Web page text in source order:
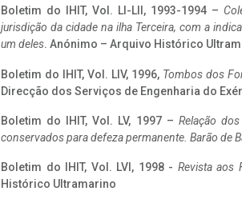
Boletim do IHIT, Vol. LI-LII, 1993-1994 –
jurisdição da cidade na ilha Terceira, com a
um deles. Anónimo – Arquivo Histórico
Boletim do IHIT, Vol. LIV, 1996, Tombos dos
Direcção dos Serviços de Engenharia do
Boletim do IHIT, Vol. LV, 1997 – Relação
conservados para defeza permanente. Barão de
Boletim do IHIT, Vol. LVI, 1998 - Revista aos
Histórico Ultramarino